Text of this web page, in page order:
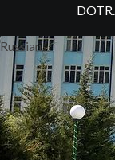
Russian